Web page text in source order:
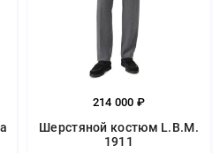
214 000 ₽
Шерстяной костюм L.B.M.
1911